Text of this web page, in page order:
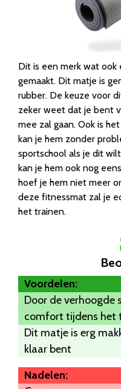
Dit is een merk wat
gemaakt. Dit matje is
rubber. De keuze voor
zeker weet dat je bent
mee zal gaan. Ook is
kan je hem zonder
sportschool als je dit
kan je hem ook nog
hoef je hem niet meer
deze fitnessmat zal je
het trainen.
Voordelen:
Door de verhoogde
comfort tijdens het
Dit matje is erg
klaar bent
Nadelen: